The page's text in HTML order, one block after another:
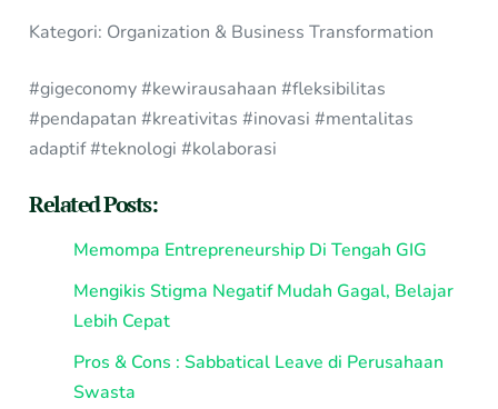
Kategori: Organization & Business Transformation
#gigeconomy #kewirausahaan #fleksibilitas
#pendapatan #kreativitas #inovasi #mentalitas
adaptif #teknologi #kolaborasi
Related Posts:
Memompa Entrepreneurship Di Tengah GIG
Mengikis Stigma Negatif Mudah Gagal, Belajar
Lebih Cepat
Pros & Cons : Sabbatical Leave di Perusahaan
Swasta